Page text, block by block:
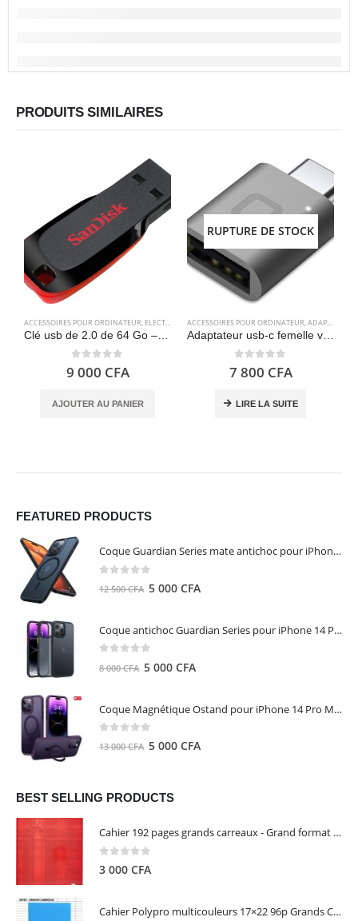
PRODUITS SIMILAIRES
ACCESSOIRES POUR ORDINATEUR, ELECTRONIQUES ,STOCKAGE
Clé usb de 2.0 de 64 Go – Sandisk Cruzer Blade
0 out of 5
9 000 CFA
AJOUTER AU PANIER
RUPTURE DE STOCK
ACCESSOIRES POUR ORDINATEUR,ADAPTATEURS
Adaptateur usb-c femelle vers usb 3.0 mâle – Nonda
0 out of 5
7 800 CFA
LIRE LA SUITE
FEATURED PRODUCTS
Coque Guardian Series mate antichoc pour iPhone 15 Pro Max avec Magsafe Noir - Torras
12 500CFA Le
500 CFA.
5 000 CFA
Coque antichoc Guardian Series pour iPhone 14 Pro Max - TORRAS
8 000CFA Le
était :
000 CFA.
5 000 CFA
000 CFA.
Coque Magnétique Ostand pour iPhone 14 Pro Max - Violet Foncé - TORRAS
13 000CFA Le
était :
000 CFA.
5 000 CFA
000 CFA.
BEST SELLING PRODUCTS
Cahier 192 pages grands carreaux - Grand format - Brochure dos toilé - 24x32 cm - Papier blanc 90 g - Couverture carte pelliculée couleur aléatoire - Clairefontaine
3 000 CFA
Cahier Polypro multicouleurs 17×22 96p Grands Carreaux Séyès 90g - CALLIGRAPHE